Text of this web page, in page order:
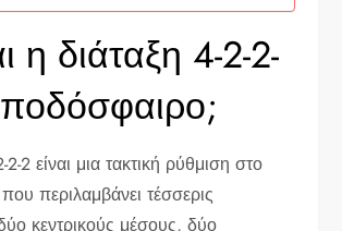
η διάταξη 4-2-2-
2 είναι μια τακτική ρύθμιση στο
περιλαμβάνει τέσσερις
κεντρικούς μέσους, δύο